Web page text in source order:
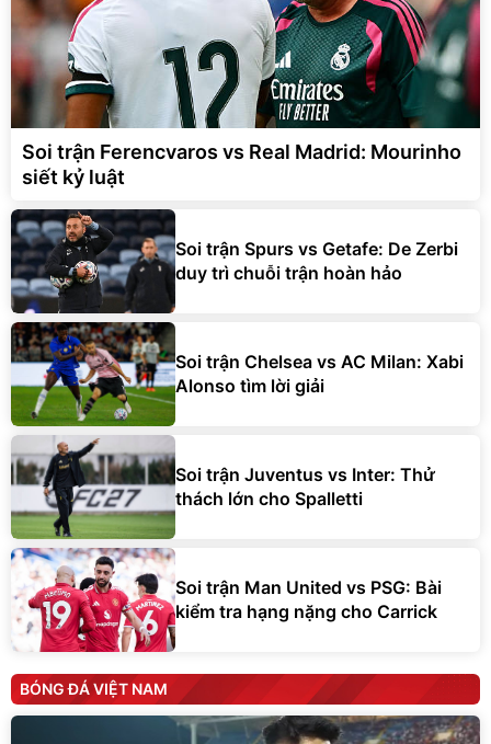
Soi trận Ferencvaros vs Real Madrid: Mourinho
siết kỷ luật
Soi trận Spurs vs Getafe: De Zerbi
duy trì chuỗi trận hoàn hảo
Soi trận Chelsea vs AC Milan: Xabi
Alonso tìm lời giải
Soi trận Juventus vs Inter: Thử
thách lớn cho Spalletti
Soi trận Man United vs PSG: Bài
kiểm tra hạng nặng cho Carrick
BÓNG ĐÁ VIỆT NAM